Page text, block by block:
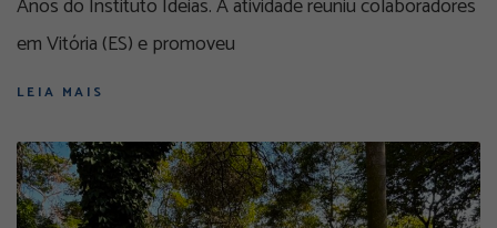
Anos do Instituto Ideias. A atividade reuniu colaboradores
em Vitória (ES) e promoveu
LEIA MAIS